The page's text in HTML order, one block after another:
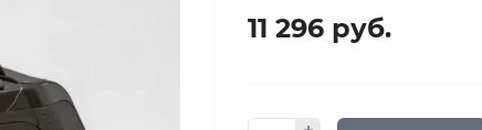
11 296 руб.